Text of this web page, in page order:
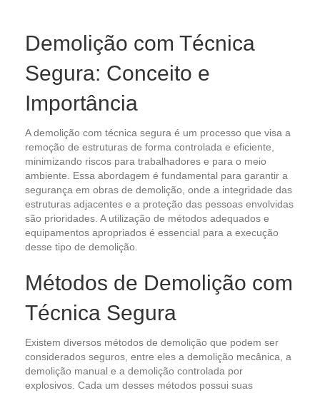
Demolição com Técnica
Segura: Conceito e
Importância
A demolição com técnica segura é um processo que visa a
remoção de estruturas de forma controlada e eficiente,
minimizando riscos para trabalhadores e para o meio
ambiente. Essa abordagem é fundamental para garantir a
segurança em obras de demolição, onde a integridade das
estruturas adjacentes e a proteção das pessoas envolvidas
são prioridades. A utilização de métodos adequados e
equipamentos apropriados é essencial para a execução
desse tipo de demolição.
Métodos de Demolição com
Técnica Segura
Existem diversos métodos de demolição que podem ser
considerados seguros, entre eles a demolição mecânica, a
demolição manual e a demolição controlada por
explosivos. Cada um desses métodos possui suas